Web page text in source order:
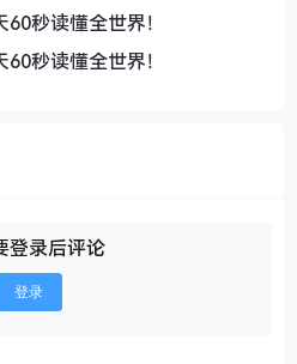
秒读懂全世界！
秒读懂全世界！
登录后评论
登录